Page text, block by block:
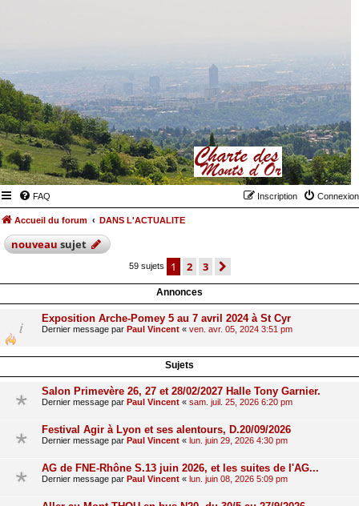
FAQ Connexion
Inscription
Accueil du forum DANS L'ACTUALITE
nouveausujet
59 sujets 1 2 3
Annonces
Exposition Arche-Pomey 5 au 7 avril 2024 à St Cyr
Dernier message par Paul Vincent « ven. avr. 05, 2024 3:51 pm
Sujets
Salon Primevère 26, 27 et 28/02/2027 Halle Tony Garnier.
Dernier message par Paul Vincent « sam. juil. 25, 2026 6:20 pm
Festival Agir à Lyon et ses alentours, D.20/09/2026
Dernier message par Paul Vincent « lun. juin 29, 2026 4:30 pm
AG de FNE-Rhône S.13 juin 2026, et les suites de l'AG...
Dernier message par Paul Vincent « lun. juin 08, 2026 5:09 pm